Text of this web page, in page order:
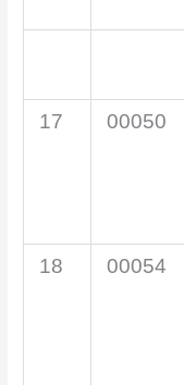
17 00050
18 00054